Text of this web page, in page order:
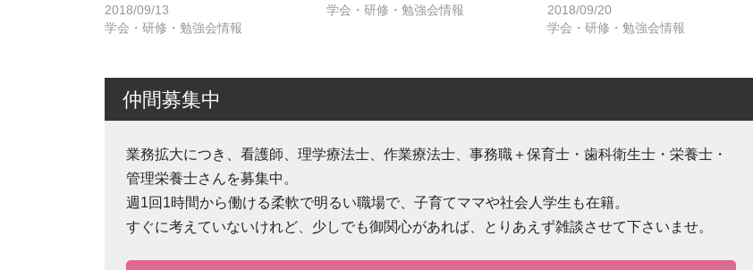
2018/09/13
学会・研修・勉強会情報
学会・研修・勉強会情報
2018/09/20
学会・研修・勉強会情報
仲間募集中
業務拡大につき、看護師、理学療法士、作業療法士、事務職＋保育士・歯科衛生士・栄養士・
管理栄養士さんを募集中。
週1回1時間から働ける柔軟で明るい職場で、子育てママや社会人学生も在籍。
すぐに考えていないけれど、少しでも御関心があれば、とりあえず雑談させて下さいませ。